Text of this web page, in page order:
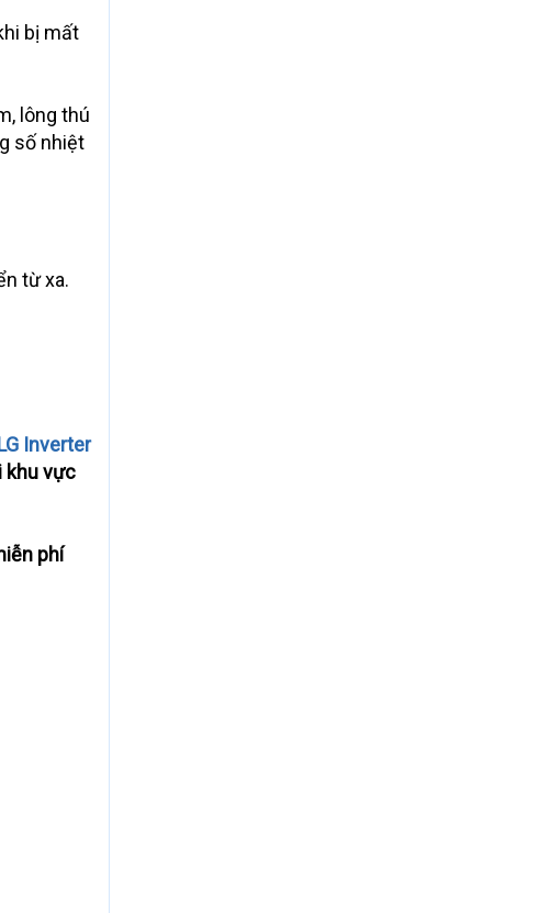
bị mất
lông thú
số nhiệt
từ xa.
Inverter
khu vực
phí